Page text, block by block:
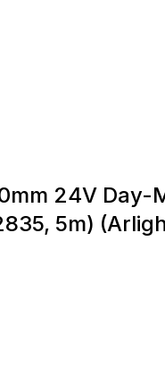
24V Day-
5m)